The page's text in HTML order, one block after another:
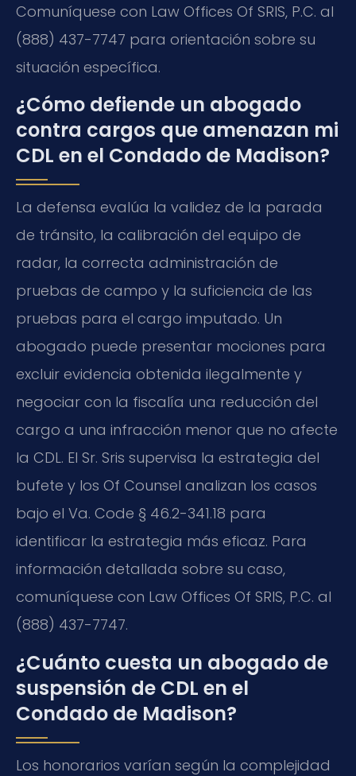
Comuníquese con Law Offices Of SRIS, P.C. al
(888) 437-7747 para orientación sobre su
situación específica.
¿Cómo defiende un abogado
contra cargos que amenazan mi
CDL en el Condado de Madison?
La defensa evalúa la validez de la parada
de tránsito, la calibración del equipo de
radar, la correcta administración de
pruebas de campo y la suficiencia de las
pruebas para el cargo imputado. Un
abogado puede presentar mociones para
excluir evidencia obtenida ilegalmente y
negociar con la fiscalía una reducción del
cargo a una infracción menor que no afecte
la CDL. El Sr. Sris supervisa la estrategia del
bufete y los Of Counsel analizan los casos
bajo el Va. Code § 46.2-341.18 para
identificar la estrategia más eficaz. Para
información detallada sobre su caso,
comuníquese con Law Offices Of SRIS, P.C. al
(888) 437-7747.
¿Cuánto cuesta un abogado de
suspensión de CDL en el
Condado de Madison?
Los honorarios varían según la complejidad